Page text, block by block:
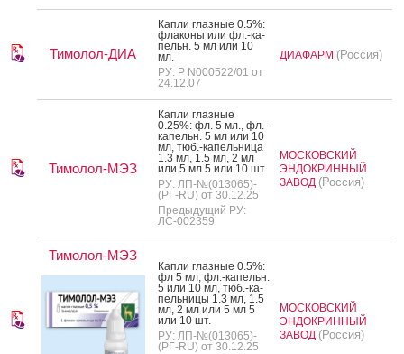
Тимолол-ДИА
Кап­ли глаз­ные 0.5%:
фла­коны или фл.-ка­
пельн. 5 мл или 10
мл.
РУ: Р N000522/01 от
24.12.07
ДИАФАРМ (Россия)
Тимолол-МЭЗ
Кап­ли глаз­ные
0.25%: фл. 5 мл., фл.-
ка­пельн. 5 мл или 10
мл, тюб.-ка­пель­ни­ца
1.3 мл, 1.5 мл, 2 мл
или 5 мл 5 или 10 шт.
РУ: ЛП-№(013065)-
(РГ-RU) от 30.12.25
Предыдущий РУ:
ЛС-002359
МОСКОВСКИЙ
ЭНДОКРИННЫЙ
ЗАВОД (Россия)
Тимолол-МЭЗ
Кап­ли глаз­ные 0.5%:
фл 5 мл, фл.-ка­пельн.
5 или 10 мл, тюб.-ка­
пель­ни­цы 1.3 мл, 1.5
мл, 2 мл или 5 мл 5
или 10 шт.
РУ: ЛП-№(013065)-
(РГ-RU) от 30.12.25
МОСКОВСКИЙ
ЭНДОКРИННЫЙ
ЗАВОД (Россия)